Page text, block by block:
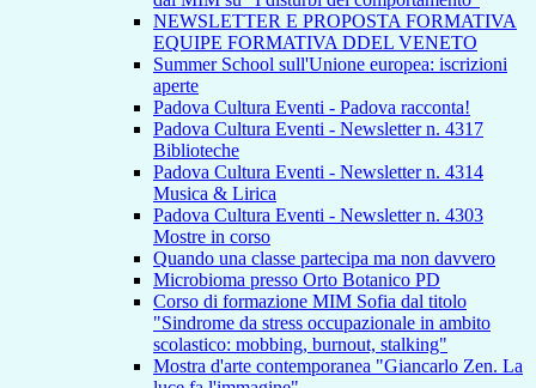
NEWSLETTER E PROPOSTA FORMATIVA
EQUIPE FORMATIVA DDEL VENETO
Summer School sull'Unione europea: iscrizioni
aperte
Padova Cultura Eventi - Padova racconta!
Padova Cultura Eventi - Newsletter n. 4317
Biblioteche
Padova Cultura Eventi - Newsletter n. 4314
Musica & Lirica
Padova Cultura Eventi - Newsletter n. 4303
Mostre in corso
Quando una classe partecipa ma non davvero
Microbioma presso Orto Botanico PD
Corso di formazione MIM Sofia dal titolo
"Sindrome da stress occupazionale in ambito
scolastico: mobbing, burnout, stalking"
Mostra d'arte contemporanea "Giancarlo Zen. La